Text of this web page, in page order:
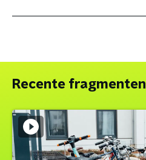
Recente fragmenten